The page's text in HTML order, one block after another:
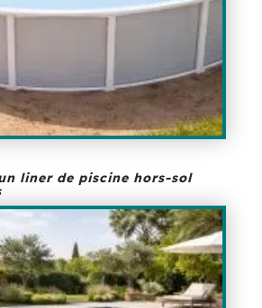
liner de piscine hors-sol